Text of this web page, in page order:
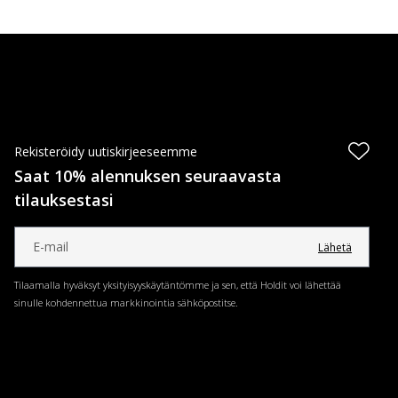
Rekisteröidy uutiskirjeeseemme
Saat 10% alennuksen seuraavasta
tilauksestasi
Lähetä
Tilaamalla hyväksyt yksityisyyskäytäntömme ja sen, että Holdit voi lähettää
sinulle kohdennettua markkinointia sähköpostitse.